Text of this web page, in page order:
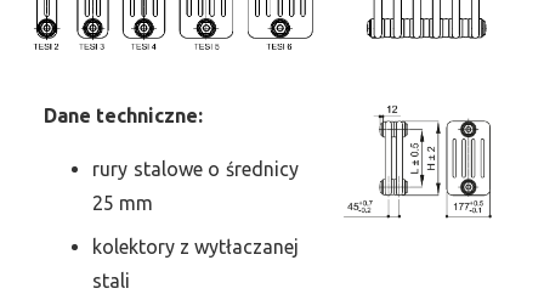
Dane techniczne:
rury stalowe o średnicy
25 mm
kolektory z wytłaczanej
stali